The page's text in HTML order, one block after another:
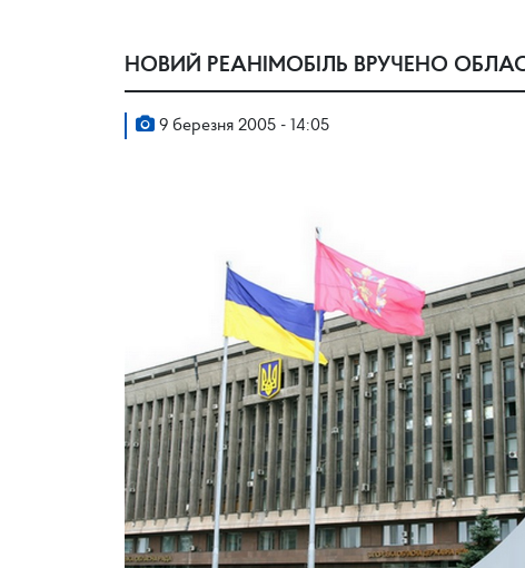
НОВИЙ РЕАНІМОБІЛЬ ВРУЧЕНО
9 березня 2005 - 14:05